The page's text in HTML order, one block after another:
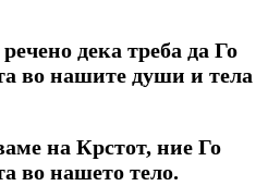
дека треба да Го
во нашите души и тела
на Крстот, ние Го
во нашето тело.